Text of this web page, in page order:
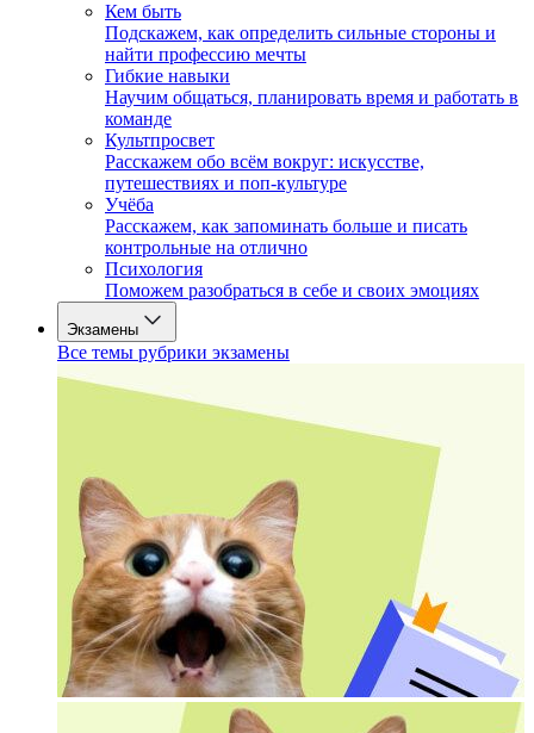
Кем быть
Подскажем, как определить сильные стороны и
найти профессию мечты
Гибкие навыки
Научим общаться, планировать время и работать в
команде
Культпросвет
Расскажем обо всём вокруг: искусстве,
путешествиях и поп-культуре
Учёба
Расскажем, как запоминать больше и писать
контрольные на отлично
Психология
Поможем разобраться в себе и своих эмоциях
Экзамены
Все темы рубрики экзамены